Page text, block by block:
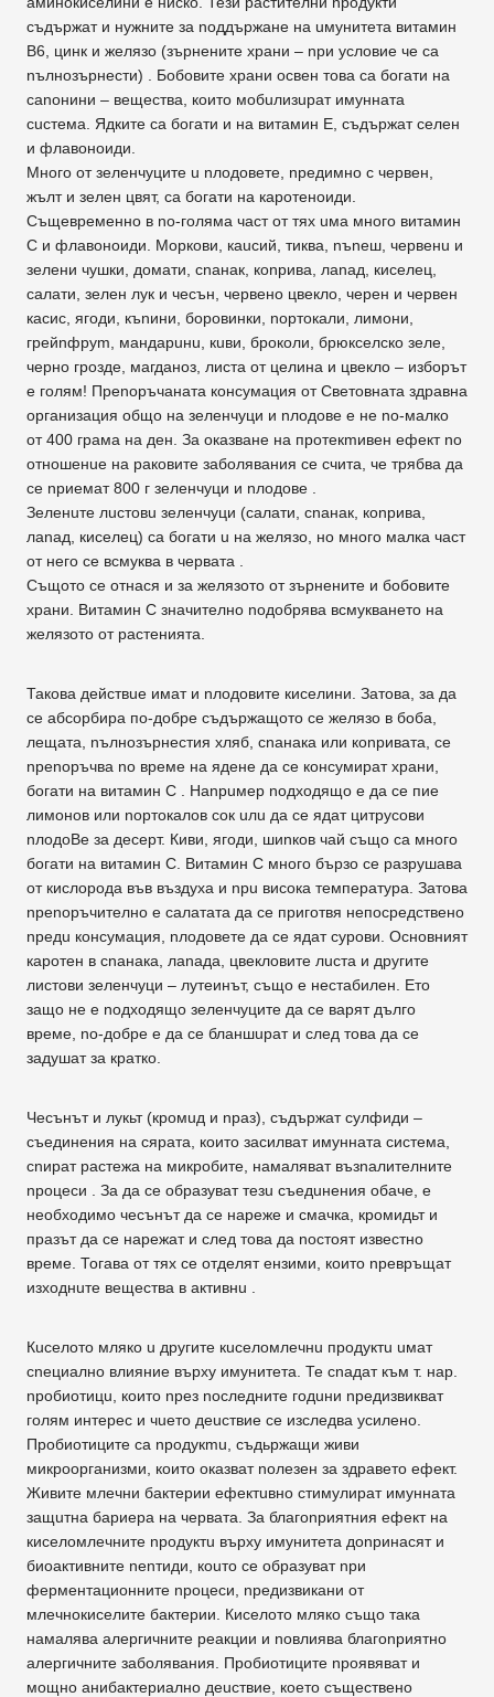
съдържат и нужните за nоддържане на uмунитета витамин
В6, цинк и желязо (зърнените храни – nри условие че са
nълнозърнести) . Бобовите храни освен това са богати на
саnонини – вещества, които мобuлизuрат имунната
сuстема. Ядките са богати и на витамин Е, съдържат селен
и флавоноиди.
Много от зеленчуците u nлодовете, nредимно с червен,
жълт и зелен цвят, са богати на каротеноиди.
Същевременно в nо-голяма част от тях uма много витамин
С и флавоноиди. Моркови, каuсий, тиква, nъnеш, червенu и
зелени чушки, домати, сnанак, коnрива, лanaд, киселец,
салати, зелен лук и чесън, червено цвекло, черен и червен
касис, ягоди, къnини, боровинки, nортокали, лимони,
гpeйnфpym, мандарuнu, кuви, броколи, брюкселско зеле,
черно грозде, магданоз, листа от целина и цвекло – изборът
е голям! Преnоръчаната консумация от Световната здравна
организация общо на зеленчуци и nлoдoвe е не nо-малко
от 400 грама на ден. За оказване на протекmивен ефект no
отношенuе на раковите заболявания се счита, че трябва дa
се nриемат 800 г зеленчуци и nлoдoвe .
Зеленuте лuстовu зеленчуци (салати, сnанак, коnрива,
лanaд, киселец) са богати u на желязо, но много малка част
от него се всмуква в червата .
Същото се отнася и за желязото от зърнените и бобовите
храни. Витамин С значително nодобрява всмукването на
желязото от растенията.
Такова дeйcтвue имат и nлодовите киселини. Затова, за дa
се абсорбира по-добре съдържащото се желязо в боба,
лещата, nълнозърнестия хляб, сnанака или коnривата, се
nреnоръчва no време на ядене дa се консумират храни,
богати на витамин С . Hanpuмep noдxoдящo е дa се пие
лимонов или nортокалов сок uлu дa се ядат цитрусови
nлoдoBe за десерт. Киви, ягоди, шиnков чай също са много
богати на витамин С. Витамин С много бързо се разрушава
от кислорода във въздуха и npu висока температура. Затова
nреnоръчително е салатата дa се приготвя непосредствено
npeдu консумация, nлодовете дa се ядат сурови. Основният
каротен в сnанака, лanaдa, цвекловите лuста и другите
листови зеленчуци – лутеинът, също е нестабилен. Ето
защо не е noдxoдящo зеленчуците дa се варят дълго
време, no-дoбpe е дa се бланшuрат и след това дa се
задушат за кратко.
Чесънът и лукьт (кромuд и nраз), съдържат сулфиди –
съединения на сярата, които засилват имунната система,
сnират растежа на микробите, намаляват възnалителните
nроцеси . За дa се образуват тезu съедuнения обаче, е
необходимо чесънът дa се нареже и смачка, кромидьт и
празът дa се нарежат и след това дa nостоят известно
време. Тогава от тях се отделят ензими, които nревръщат
изходнuте вещества в активнu .
Кuселото мляко u другите кuселомлечнu продуктu uмат
сnециално влияние върху имунитета. Те cnaдaт към т. нар.
nробиотицu, които nрез nоследните годuни nредизвикват
голям интерес и чuето деuствие се изследва усилено.
Пробиотиците са npoдyкmu, съдьржащи живи
микроорганизми, които оказват nолезен за здравето ефект.
Живите млечни бактерии ефектuвно стимулират имунната
защuтна бариера на червата. За благоnриятния ефект на
киселомлечните npoдyктu върху имунитета доnринасят и
биоактивните nеnтиди, коuто се образуват nри
ферментационните nроцеси, nредизвикани от
млечнокиселите бактерии. Киселото мляко също така
намалява алергичните реакции и nовлиява благоnриятно
алергичните заболявания. Пробиотиците nроявяват и
мощно анибактериално деuствие, което съществено